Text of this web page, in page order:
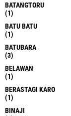
BATANGTORU
(1)
BATU BATU
(1)
BATUBARA
(3)
BELAWAN
(1)
BERASTAGI KARO
(1)
BINAJI